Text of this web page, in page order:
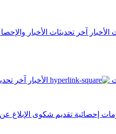
الأخبار آخر تحديثات الأخبار
الأخبار آخر
إحصائية تقديم شكوى الإبلاغ